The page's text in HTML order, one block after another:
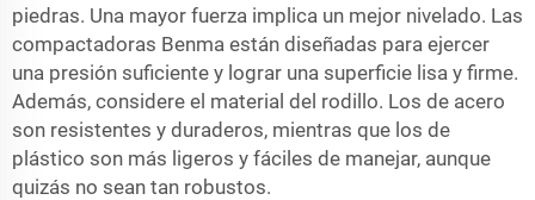
piedras. Una mayor fuerza implica un mejor nivelado. Las
compactadoras Benma están diseñadas para ejercer
una presión suficiente y lograr una superficie lisa y firme.
Además, considere el material del rodillo. Los de acero
son resistentes y duraderos, mientras que los de
plástico son más ligeros y fáciles de manejar, aunque
quizás no sean tan robustos.